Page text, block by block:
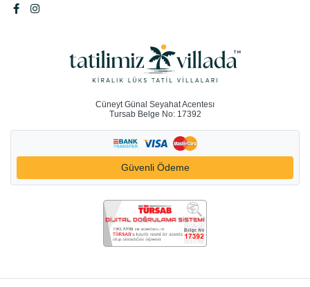
Cüneyt Günal Seyahat Acentesı
Tursab Belge No: 17392
Güvenli Ödeme